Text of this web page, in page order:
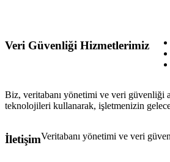
Veri Güvenliği Hizmetlerimiz
Biz, veritabanı yönetimi ve veri güvenliği
teknolojileri kullanarak, işletmenizin
İletişimVeritabanı yönetimi ve veri